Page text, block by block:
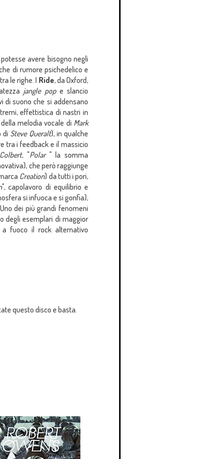
avere bisogno negli
di rumore psichedelico e
le righe. I Ride, da Oxford,
jangle pope slancio
di suono che si addensano
effettistica di nastri in
melodia vocale di Mark
di Steve Queralt), in qualche
tra i feedback e il massicio
, "Polar " la somma
che però raggiunge
Creation) da tutti i pori,
", capolavoro di equilibrio e
si infuoca e si gonfia),
dei più grandi fenomeni
degli esemplari di maggior
fuoco il rock alternativo
questo disco e basta.